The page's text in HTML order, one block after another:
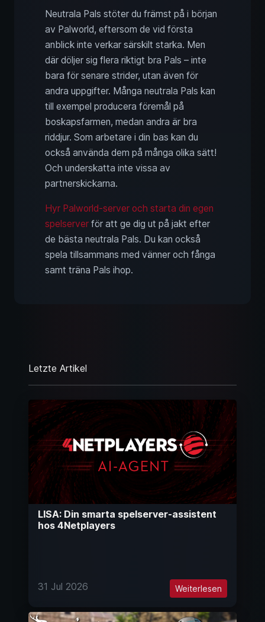
Neutrala Pals stöter du främst på i början
av Palworld, eftersom de vid första
anblick inte verkar särskilt starka. Men
där döljer sig flera riktigt bra Pals – inte
bara för senare strider, utan även för
andra uppgifter. Många neutrala Pals kan
till exempel producera föremål på
boskapsfarmen, medan andra är bra
riddjur. Som arbetare i din bas kan du
också använda dem på många olika sätt!
Och underskatta inte vissa av
partnerskickarna.
Hyr Palworld-server och starta din egen
spelserver för att ge dig ut på jakt efter
de bästa neutrala Pals. Du kan också
spela tillsammans med vänner och fånga
samt träna Pals ihop.
Letzte Artikel
LISA: Din smarta spelserver-assistent
hos 4Netplayers
31 Jul 2026 Weiterlesen